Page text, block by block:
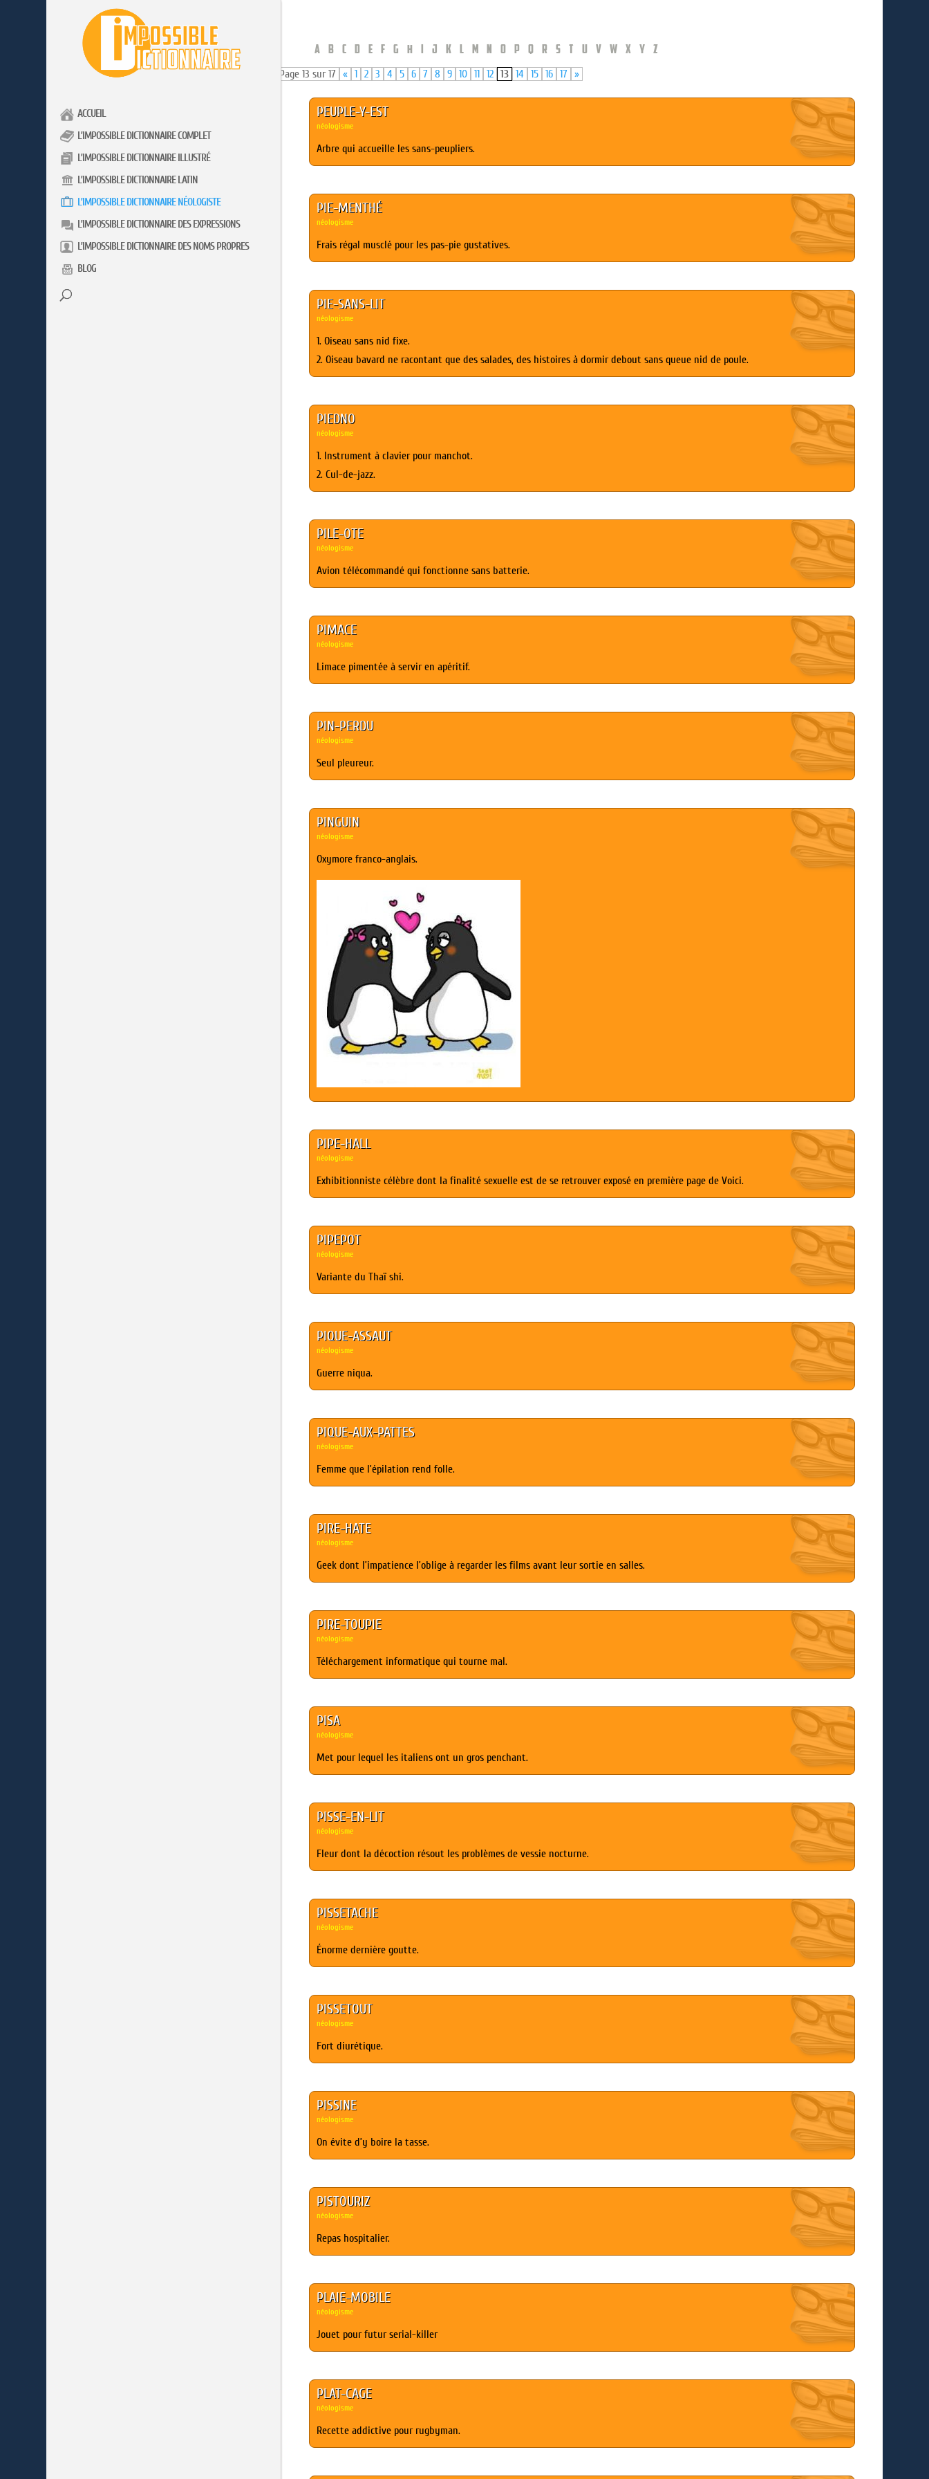
ACCUEIL
L’IMPOSSIBLE DICTIONNAIRE COMPLET
L’IMPOSSIBLE DICTIONNAIRE ILLUSTRÉ
L’IMPOSSIBLE DICTIONNAIRE LATIN
L’IMPOSSIBLE DICTIONNAIRE NÉOLOGISTE
L’IMPOSSIBLE DICTIONNAIRE DES EXPRESSIONS
L’IMPOSSIBLE DICTIONNAIRE DES NOMS PROPRES
BLOG
A B C D E F G H I J K L M N O P Q R S T U V W X Y Z
Page 13 sur 17 « 1 2 3 4 5 6 7 8 9 10 11 12 13 14 15 16 17 »
PEUPLE-Y-EST
néologisme
Arbre qui accueille les sans-peupliers.
PIE-MENTHÉ
néologisme
Frais régal musclé pour les pas-pie gustatives.
PIE-SANS-LIT
néologisme
1. Oiseau sans nid fixe.
2. Oiseau bavard ne racontant que des salades, des histoires à dormir debout sans queue nid de poule.
PIEDNO
néologisme
1. Instrument à clavier pour manchot.
2. Cul-de-jazz.
PILE-OTE
néologisme
Avion télécommandé qui fonctionne sans batterie.
PIMACE
néologisme
Limace pimentée à servir en apéritif.
PIN-PERDU
néologisme
Seul pleureur.
PINGUIN
néologisme
Oxymore franco-anglais.
PIPE-HALL
néologisme
Exhibitionniste célèbre dont la finalité sexuelle est de se retrouver exposé en première page de Voici.
PIPEPOT
néologisme
Variante du Thaï shi.
PIQUE-ASSAUT
néologisme
Guerre niqua.
PIQUE-AUX-PATTES
néologisme
Femme que l’épilation rend folle.
PIRE-HATE
néologisme
Geek dont l’impatience l’oblige à regarder les films avant leur sortie en salles.
PIRE-TOUPIE
néologisme
Téléchargement informatique qui tourne mal.
PISA
néologisme
Met pour lequel les italiens ont un gros penchant.
PISSE-EN-LIT
néologisme
Fleur dont la décoction résout les problèmes de vessie nocturne.
PISSETACHE
néologisme
Énorme dernière goutte.
PISSETOUT
néologisme
Fort diurétique.
PISSINE
néologisme
On évite d’y boire la tasse.
PISTOURIZ
néologisme
Repas hospitalier.
PLAIE-MOBILE
néologisme
Jouet pour futur serial-killer
PLAT-CAGE
néologisme
Recette addictive pour rugbyman.